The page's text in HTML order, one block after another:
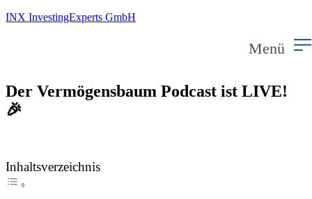
INX InvestingExperts GmbH
Menü
Der Vermögensbaum Podcast ist LIVE!
🎉
Inhaltsverzeichnis